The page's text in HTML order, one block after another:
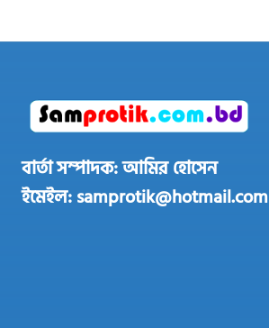
বার্তা সম্পাদক: আমির হোসেন
ইমেইল: samprotik@hotmail.com